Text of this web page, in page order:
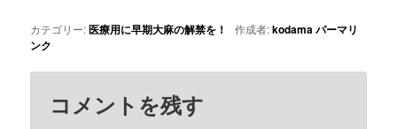
カテゴリー:医療用に早期大麻の解禁を！ 作成者:kodamaパーマリ
ンク
コメントを残す